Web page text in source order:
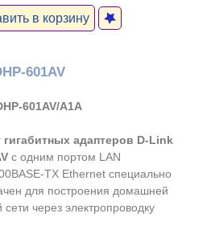
в корзину
601AV
601AV/A1A
гигабитных адаптеров D-Link
с одним портом LAN
TX Ethernet специально
для построения домашней
сети через электропроводку